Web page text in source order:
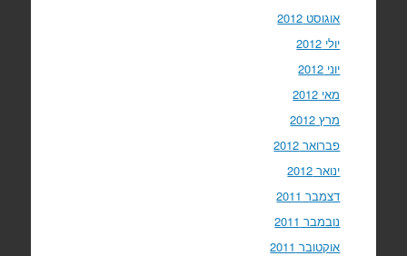
אוגוסט 2012
יולי 2012
יוני 2012
מאי 2012
מרץ 2012
פברואר 2012
ינואר 2012
דצמבר 2011
נובמבר 2011
אוקטובר 2011